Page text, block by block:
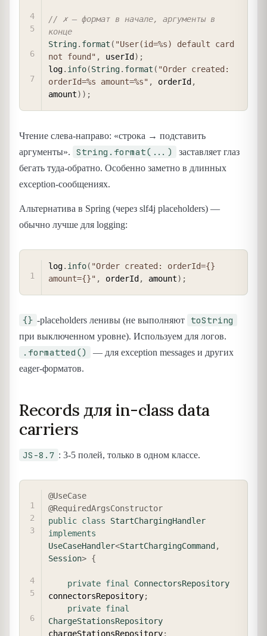
// ✗ — формат в начале, аргументы в
конце
String. format ( "User(id=%s) default card
not found" , userId ) ;
log. info(String. format ( "Order created:
orderId=%s amount=%s" , orderId ,
amount) ) ;
Чтение слева-направо: «строка → подставить
аргументы».
String.format(...)
заставляет глаз
бегать туда-обратно. Особенно заметно в длинных
exception-сообщениях.
Альтернатива в Spring (через slf4j placeholders) —
обычно лучше для logging:
log. info( "Order created: orderId={}
amount={}" , orderId, amount) ;
{} -placeholders ленивы (не выполняют toString
при выключенном уровне). Используем для логов.
.formatted()
— для exception messages и других
eager-форматов.
Records для in-class data
carriers
JS-8.7 : 3-5 полей, только в одном классе.
@UseCase
@RequiredArgsConstructor
public class
StartChargingHandler
implements
UseCaseHandler<StartChargingCommand ,
Session> {
private final
ConnectorsRepository
connectorsRepository;
private final
ChargeStationsRepository
chargeStationsRepository;